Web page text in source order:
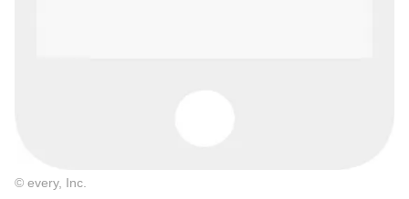
© every, Inc.